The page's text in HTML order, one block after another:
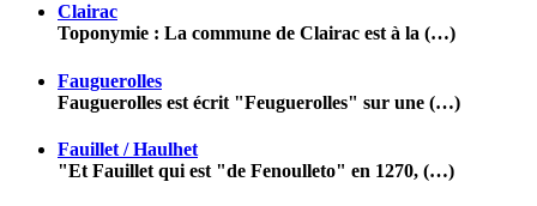
Clairac
Toponymie : La commune de Clairac est à la (…)
Fauguerolles
Fauguerolles est écrit "Feuguerolles" sur une (…)
Fauillet / Haulhet
"Et Fauillet qui est "de Fenoulleto" en 1270, (…)